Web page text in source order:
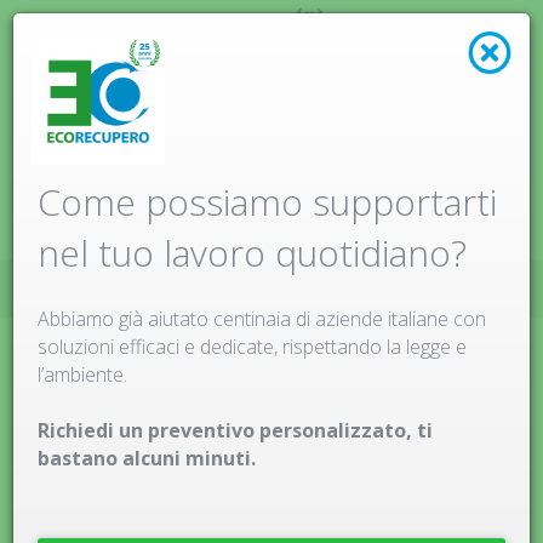
Come possiamo supportarti
nel tuo lavoro quotidiano?
Abbiamo già aiutato centinaia di aziende italiane con
soluzioni efficaci e dedicate, rispettando la legge e
l’ambiente.
Richiedi un preventivo personalizzato, ti
bastano alcuni minuti.